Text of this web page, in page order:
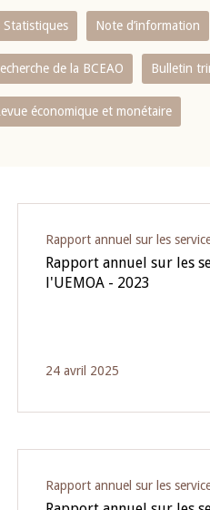
Statistiques Note d’information
de la BCEAO Bulletin
économique et monétaire
Rapport annuel sur les
Rapport annuel sur les
l'UEMOA - 2023
24 avril 2025
Rapport annuel sur les